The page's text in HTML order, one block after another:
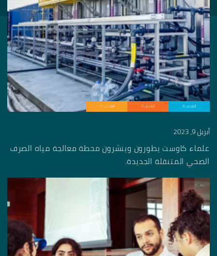
الهدف 6 الهدف 9 الهدف 11
أبريل 9, 2023
علماء كاوست يطورون وينشرون محطة معالجة مياه الصرف
الصحي المتنقلة الجديدة.